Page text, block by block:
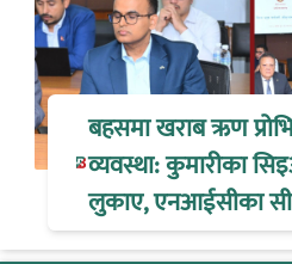
बहसमा खराब ऋण
व्यवस्था: कुमारीका
लुकाए, एनआईसीका